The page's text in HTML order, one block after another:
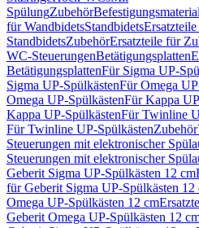
SpülungZubehörBefestigungsmaterial
für WandbidetsStandbidets
StandbidetsZubehörErsatzteile für
WC-SteuerungenBetätigungsplatten
BetätigungsplattenFür Sigma UP-
Sigma UP-SpülkästenFür Omega
Omega UP-SpülkästenFür Kappa
Kappa UP-SpülkästenFür Twinline
Für Twinline UP-SpülkästenZubehör
Steuerungen mit elektronischer
Steuerungen mit elektronischer
Geberit Sigma UP-Spülkästen 12 cm
für Geberit Sigma UP-Spülkästen 12
Omega UP-Spülkästen 12 cm
Geberit Omega UP-Spülkästen 12